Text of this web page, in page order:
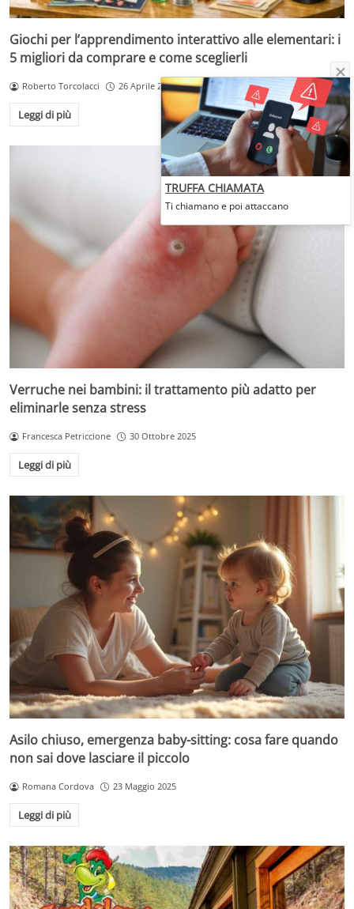
Giochi per l’apprendimento interattivo alle elementari: i
5 migliori da comprare e come sceglierli
Roberto Torcolacci 26 Aprile 2026
Leggi di più
Verruche nei bambini: il trattamento più adatto per
eliminarle senza stress
Francesca Petriccione 30 Ottobre 2025
Leggi di più
Asilo chiuso, emergenza baby-sitting: cosa fare quando
non sai dove lasciare il piccolo
Romana Cordova 23 Maggio 2025
Leggi di più
TRUFFA CHIAMATA
Ti chiamano e poi attaccano